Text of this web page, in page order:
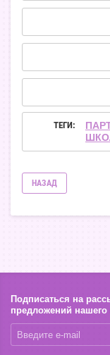
ТЕГИ:
НАЗАД
Подписаться на
предложений нашего